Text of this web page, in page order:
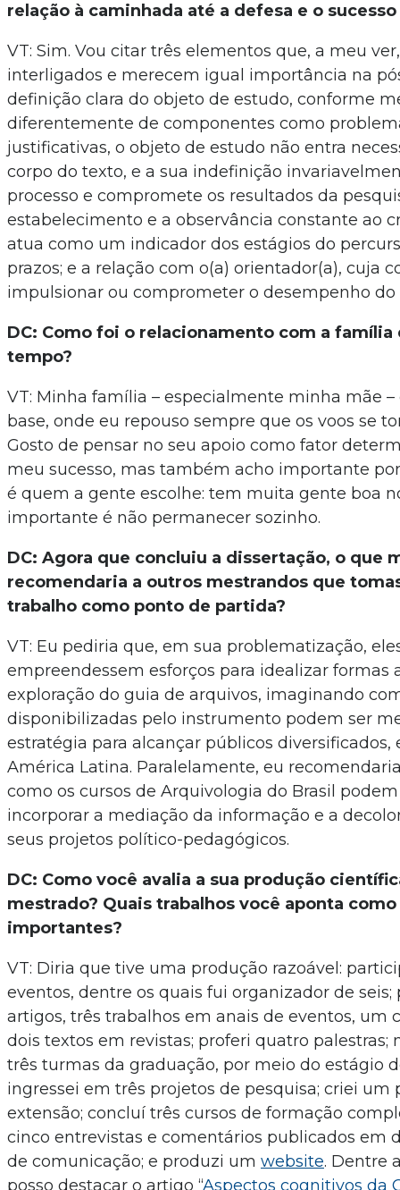
relação à caminhada até a defesa e o
VT: Sim. Vou citar três elementos que, a meu
interligados e merecem igual importância na
definição clara do objeto de estudo, conforme
diferentemente de componentes como
justificativas, o objeto de estudo não entra
corpo do texto, e a sua indefinição
processo e compromete os resultados da
estabelecimento e a observância constante ao
atua como um indicador dos estágios do
prazos; e a relação com o(a) orientador(a), cuja
impulsionar ou comprometer o desempenho do
DC: Como foi o relacionamento com a
tempo?
VT: Minha família – especialmente minha mãe
base, onde eu repouso sempre que os voos se
Gosto de pensar no seu apoio como fator
meu sucesso, mas também acho importante
é quem a gente escolhe: tem muita gente boa
importante é não permanecer sozinho.
DC: Agora que concluiu a dissertação, o que
recomendaria a outros mestrandos que
trabalho como ponto de partida?
VT: Eu pediria que, em sua problematização,
empreendessem esforços para idealizar formas
exploração do guia de arquivos, imaginando
disponibilizadas pelo instrumento podem ser
estratégia para alcançar públicos diversificados,
América Latina. Paralelamente, eu
como os cursos de Arquivologia do Brasil
incorporar a mediação da informação e a
seus projetos político-pedagógicos.
DC: Como você avalia a sua produção
mestrado? Quais trabalhos você aponta
importantes?
VT: Diria que tive uma produção razoável:
eventos, dentre os quais fui organizador de
artigos, três trabalhos em anais de eventos, um
dois textos em revistas; proferi quatro palestras;
três turmas da graduação, por meio do estágio
ingressei em três projetos de pesquisa; criei um
extensão; concluí três cursos de formação
cinco entrevistas e comentários publicados em
de comunicação; e produzi um website. Dentre
posso destacar o artigo “Aspectos cognitivos da